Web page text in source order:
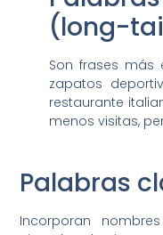
(long-
Son frases más
zapatos
restaurante
menos visitas,
Palabras
Incorporan